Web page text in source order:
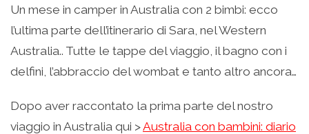
su
Facebook
apre
una
nuova
finestra)
condividere
su
Twitter
(Si
in
una
nuova
finestra)
condividere
su
Google+
(Si
in
una
nuova
finestra)
condividere
su
LinkedIn
(Si
in
una
finestra)
stampare
(Si
apre
in
nuova
finestra)
Un mese in camper in Australia con 2 bimbi: ecco
l’ultima parte dell’itinerario di Sara, nel Western
Australia.. Tutte le tappe del viaggio, il bagno con i
delfini, l’abbraccio del wombat e tanto altro ancora…
Dopo aver raccontato la prima parte del nostro
viaggio in Australia qui >Australia con bambini: diario